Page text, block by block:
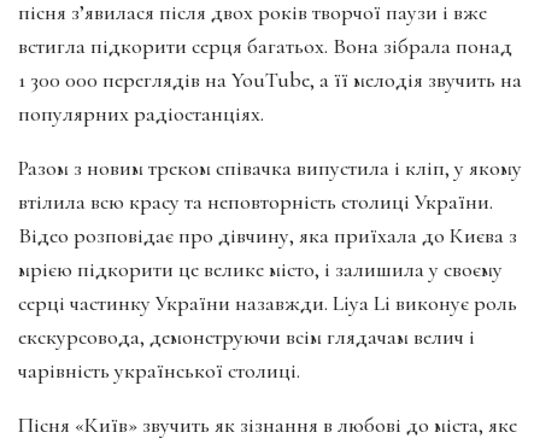
пісня з’явилася після двох років творчої паузи і вже
встигла підкорити серця багатьох. Вона зібрала понад
1 300 000 переглядів на YouTube, а її мелодія звучить на
популярних радіостанціях.
Разом з новим треком співачка випустила і кліп, у якому
втілила всю красу та неповторність столиці України.
Відео розповідає про дівчину, яка приїхала до Києва з
мрією підкорити це велике місто, і залишила у своєму
серці частинку України назавжди. Liya Li виконує роль
екскурсовода, демонструючи всім глядачам велич і
чарівність української столиці.
Пісня «Київ» звучить як зізнання в любові до міста, яке